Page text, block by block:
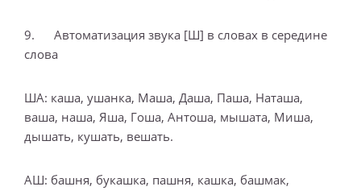
9. Автоматизация звука [Ш] в словах в середине
слова
ША: каша, ушанка, Маша, Даша, Паша, Наташа,
ваша, наша, Яша, Гоша, Антоша, мышата, Миша,
дышать, кушать, вешать.
АШ: башня, букашка, пашня, кашка, башмак,